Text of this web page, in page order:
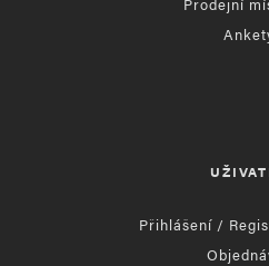
Přihlášení /